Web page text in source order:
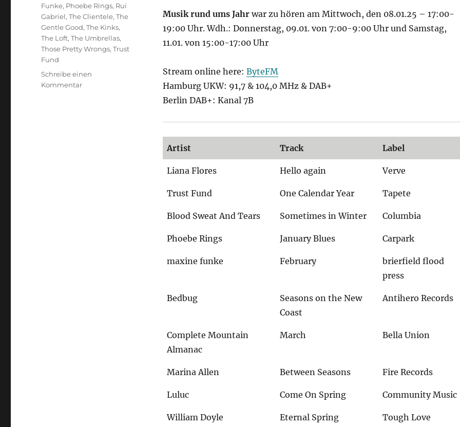
Musik rund ums Jahr war zu hören am Mittwoch, den 08.01.25 – 17:00-
19:00 Uhr. Wdh.: Donnerstag, 09.01. von 7:00-9:00 Uhr und Samstag,
11.01. von 15:00-17:00 Uhr
Stream online here: ByteFM
Hamburg UKW: 91,7 & 104,0 MHz & DAB+
Berlin DAB+: Kanal 7B
Artist Track Label
Liana Flores Hello again Verve
Trust Fund One Calendar Year Tapete
Blood Sweat And Tears Sometimes in Winter Columbia
Phoebe Rings January Blues Carpark
maxine funke February
brierfield flood
press
Bedbug
Seasons on the New
Coast
Antihero Records
Complete Mountain
Almanac
March Bella Union
Marina Allen Between Seasons Fire Records
Luluc Come On Spring Community Music
William Doyle Eternal Spring Tough Love
Funke, Phoebe Rings, Rui
Gabriel,The Clientele,The
Gentle Good,The Kinks,
The Loft,The Umbrellas,
Those Pretty Wrongs,Trust
Fund
Schreibe einen
Kommentarzu